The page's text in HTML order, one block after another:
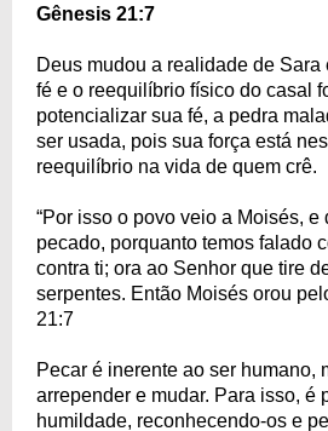
Gênesis 21:7
Deus mudou a realidade de Sara
fé e o reequilíbrio físico do casal
potencializar sua fé, a pedra
ser usada, pois sua força está
reequilíbrio na vida de quem crê.
“Por isso o povo veio a Moisés, e
pecado, porquanto temos falado
contra ti; ora ao Senhor que tire
serpentes. Então Moisés orou
21:7
Pecar é inerente ao ser humano,
arrepender e mudar. Para isso, é
humildade, reconhecendo-os e